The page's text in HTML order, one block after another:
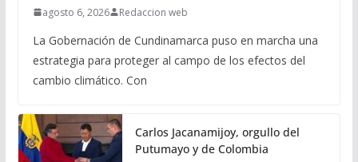
agosto 6, 2026 Redaccion web
La Gobernación de Cundinamarca puso en marcha una
estrategia para proteger al campo de los efectos del
cambio climático. Con
Carlos Jacanamijoy, orgullo del
Putumayo y de Colombia